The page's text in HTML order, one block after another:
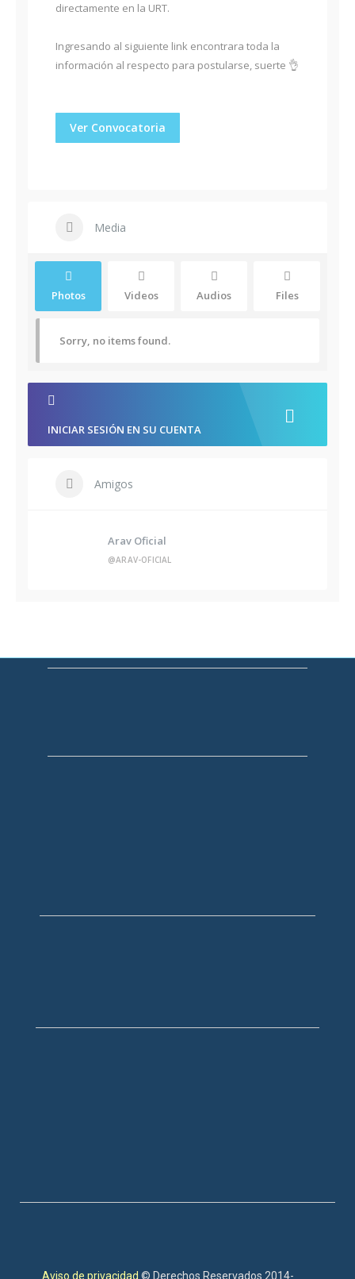
directamente en la URT.
Ingresando al siguiente link encontrara toda la
información al respecto para postularse, suerte 👌
Ver Convocatoria
Media
Photos Videos Audios Files
Sorry, no items found.
INICIAR SESIÓN EN SU CUENTA
Amigos
Arav Oficial
@ARAV-OFICIAL
Aviso de privacidad © Derechos Reservados 2014-